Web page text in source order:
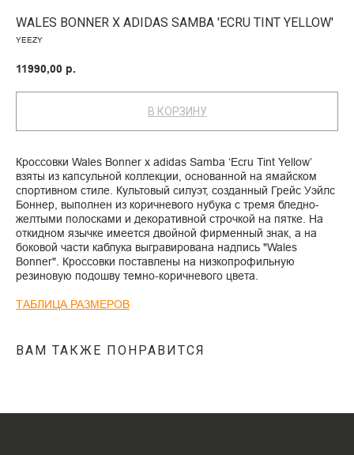
WALES BONNER X ADIDAS SAMBA 'ECRU TINT YELLOW'
YEEZY
11990,00 р.
В КОРЗИНУ
Кроссовки Wales Bonner x adidas Samba ‘Ecru Tint Yellow’
взяты из капсульной коллекции, основанной на ямайском
спортивном стиле. Культовый силуэт, созданный Грейс Уэйлс
Боннер, выполнен из коричневого нубука с тремя бледно-
желтыми полосками и декоративной строчкой на пятке. На
откидном язычке имеется двойной фирменный знак, а на
боковой части каблука выгравирована надпись "Wales
Bonner". Кроссовки поставлены на низкопрофильную
резиновую подошву темно-коричневого цвета.
ТАБЛИЦА РАЗМЕРОВ
ВАМ ТАКЖЕ ПОНРАВИТСЯ